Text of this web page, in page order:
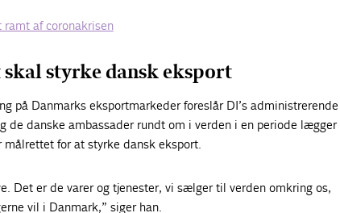
af coronakrisen
styrke dansk eksport
på Danmarks eksportmarkeder foreslår DI’s administrerende
de danske ambassader rundt om i verden i en periode lægger
for at styrke dansk eksport.
Det er de varer og tjenester, vi sælger til verden omkring os,
vil i Danmark,” siger han.